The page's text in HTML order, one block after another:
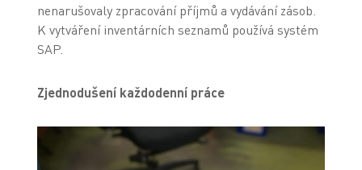
nenarušovaly zpracování příjmů a vydávání zásob.
K vytváření inventárních seznamů používá systém
SAP.
Zjednodušení každodenní práce